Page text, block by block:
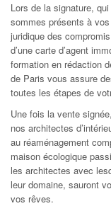
Lors de la signature,
sommes présents à
juridique des
d’une carte d’agent
formation en rédaction
de Paris vous assure
toutes les étapes de
Une fois la vente
nos architectes
au réaménagement
maison écologique
les architectes avec
leur domaine, sauront
vos rêves.